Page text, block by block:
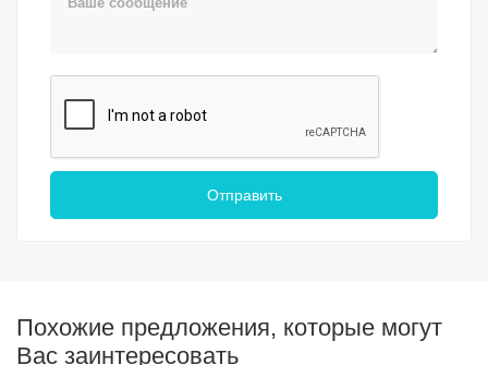
Отправить
Похожие предложения, которые могут
Вас заинтересовать